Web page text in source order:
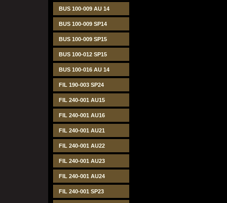
BUS 100-009 AU 14
BUS 100-009 SP14
BUS 100-009 SP15
BUS 100-012 SP15
BUS 100-016 AU 14
FIL 190-003 SP24
FIL 240-001 AU15
FIL 240-001 AU16
FIL 240-001 AU21
FIL 240-001 AU22
FIL 240-001 AU23
FIL 240-001 AU24
FIL 240-001 SP23